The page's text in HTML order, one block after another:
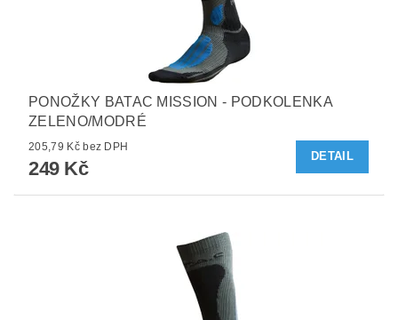
PONOŽKY BATAC MISSION - PODKOLENKA
ZELENO/MODRÉ
205,79 Kč bez DPH
249 Kč
DETAIL